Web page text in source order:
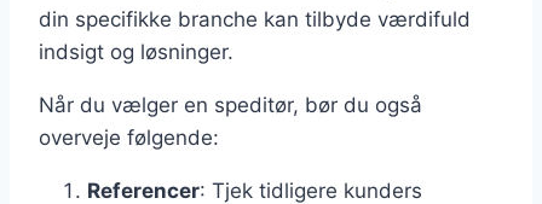
din specifikke branche kan tilbyde værdifuld
indsigt og løsninger.
Når du vælger en speditør, bør du også
overveje følgende:
Referencer: Tjek tidligere kunders